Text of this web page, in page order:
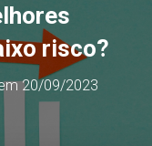
risco?
20/09/2023